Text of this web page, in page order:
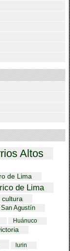
Altos
de Lima
de Lima
cultura
San Agustín
Huánuco
lurin